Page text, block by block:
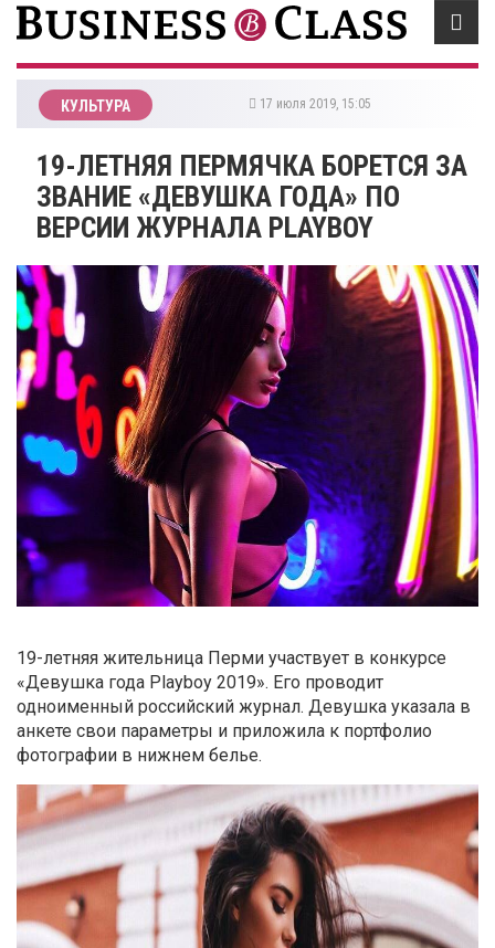
КУЛЬТУРА 17 июля 2019, 15:05
19-ЛЕТНЯЯ ПЕРМЯЧКА БОРЕТСЯ ЗА
ЗВАНИЕ «ДЕВУШКА ГОДА» ПО
ВЕРСИИ ЖУРНАЛА PLAYBOY
19-летняя жительница Перми участвует в конкурсе
«Девушка года Playboy 2019». Его проводит
одноименный российский журнал. Девушка указала в
анкете свои параметры и приложила к портфолио
фотографии в нижнем белье.